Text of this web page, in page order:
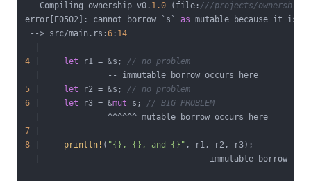
   Compiling ownership v0.
1.0 (file: ///projects/ownership)
error[E0502]: cannot borrow `s` as mutable because it is
--> src/main.rs:6 : 14
4
let r1 = &s; // no problem
5
let r2 = &s; // no problem
6
let r3 = &mut s; // BIG PROBLEM
7
8
println! ( "{}, {}, and {}" , r1, r2, r3);
|                                -- immutable borrow